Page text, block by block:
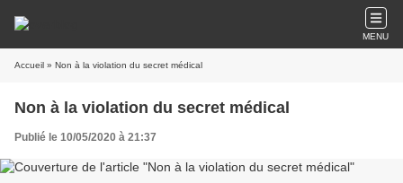
MENU
Accueil » Non à la violation du secret médical
Non à la violation du secret médical
Publié le 10/05/2020 à 21:37